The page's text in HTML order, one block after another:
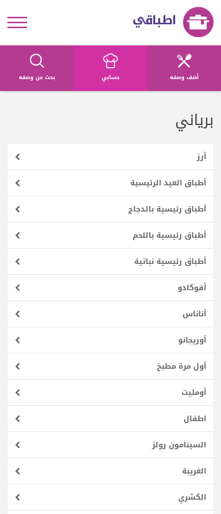
أضف وصفه حسابي بحث عن وصفه
برياني
أرز
أطباق العيد الرئيسية
أطباق رئيسية بالدجاج
أطباق رئيسية باللحم
أطباق رئيسية نباتية
أفوكادو
أناناس
أوريجانو
أول مرة مطبخ
أومليت
اطفال
السينامون رولز
الغريبة
الكشري